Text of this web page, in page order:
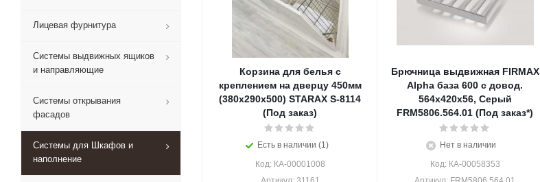
Корзина для белья с
креплением на дверцу 450мм
(380х290х500) STARAX S-8114
(Под заказ)
Есть в наличии (1)
Код: КА-00001008
Брючница выдвижная FIRMAX
Alpha база 600 с довод.
564х420х56, Серый
FRM5806.564.01 (Под заказ*)
Нет в наличии
Код: КА-00058353
Лицевая фурнитура
Системы выдвижных ящиков
и направляющие
Системы открывания
фасадов
Системы для Шкафов и
наполнение